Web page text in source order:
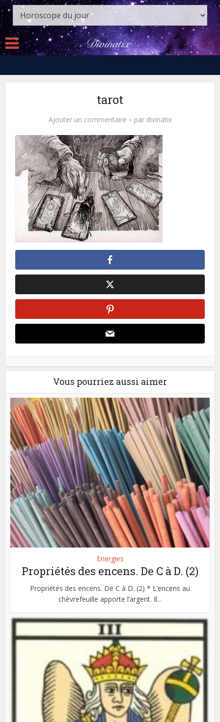
tarot
Ajouter un commentaire par divinatix
Vous pourriez aussi aimer
Energies
Propriétés des encens. De C à D. (2)
Propriétés des encens. De C à D. (2) * L’encens au
chèvrefeuille apporte l’argent. Il...